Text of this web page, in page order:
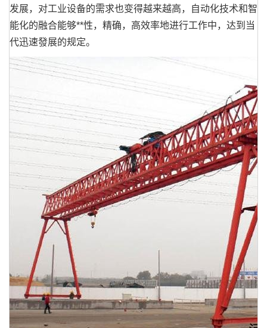
发展，对工业设备的需求也变得越来越高，自动化技术和智
能化的融合能够**性，精确，高效率地进行工作中，达到当
代迅速發展的规定。